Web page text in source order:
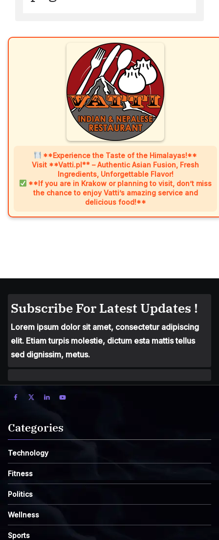
**Experience the Taste of the Himalayas!**
Visit **Vatti.pl** – Authentic Asian Fusion, Fresh
Ingredients, Unforgettable Flavor!
**If you are in Krakow or planning to visit, don’t miss
the chance to enjoy Vatti’s amazing service and
delicious food!**
Subscribe For Latest Updates !
Lorem ipsum dolor sit amet, consectetur adipiscing
elit. Etiam turpis molestie, dictum esta mattis tellus
sed dignissim, metus.
Categories
Technology
Fitness
Politics
Wellness
Sports